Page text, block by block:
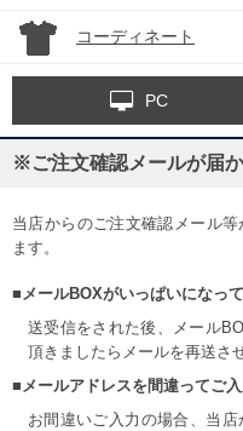
コーディネート
PC
※ご注文確認メールが届
当店からのご注文確認メール
ます。
■メールBOXがいっぱいになって
送受信をされた後、メール
頂きましたらメールを再送さ
■メールアドレスを間違ってご入
お間違いご入力の場合、当